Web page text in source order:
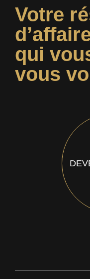
Votre
qui
vous